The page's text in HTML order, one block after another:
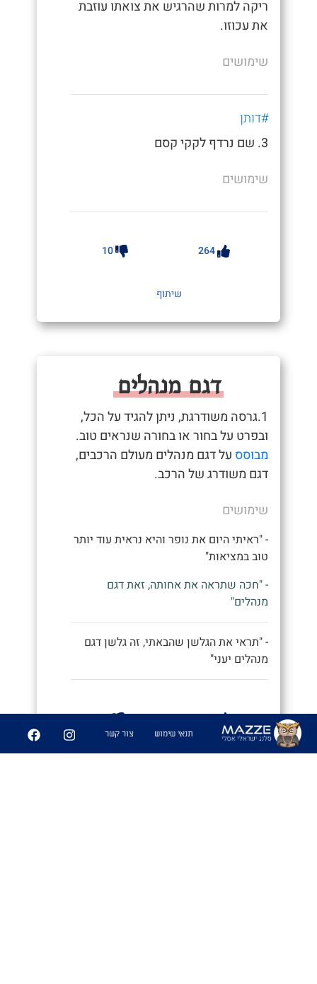
ריקה למרות שהרגיש את צואתו עוזבת
את עכוזו.
שימושים
#דותן
3. שם נרדף לקקי קסם
שימושים
264
10
שיתוף
דגם מנהלים
1.גרסה משודרגת, ניתן להגיד על הכל,
ובפרט על בחור או בחורה שנראים טוב.
מבוסס על דגם מנהלים מעולם הרכבים,
דגם משודרג של הרכב.
שימושים
- "ראיתי היום את נופר והיא נראית עוד יותר
טוב במציאות"
- "חכה שתראה את אחותה, זאת דגם
מנהלים"
- "תראי את הגלשן שהבאתי, זה גלשן דגם
מנהלים יעני"
252
9
תנאי שימוש צור קשר